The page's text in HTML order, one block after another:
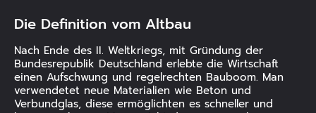
Die Definition vom Altbau
Nach Ende des II. Weltkriegs, mit Gründung der
Bundesrepublik Deutschland erlebte die Wirtschaft
einen Aufschwung und regelrechten Bauboom. Man
verwendetet neue Materialien wie Beton und
Verbundglas, diese ermöglichten es schneller und